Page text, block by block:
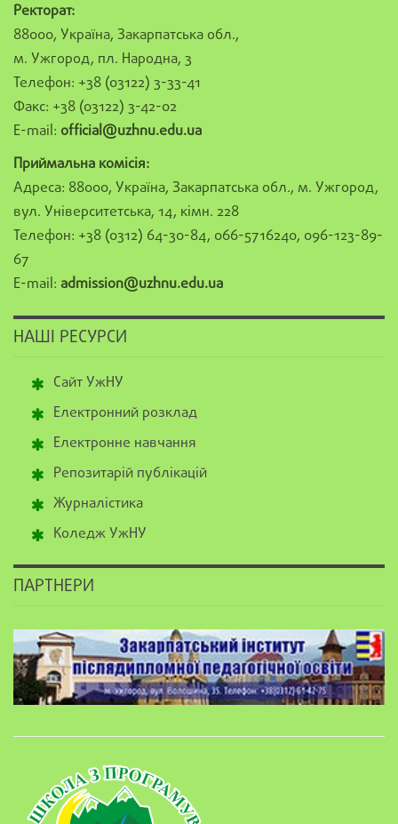
Ректорат:
88000, Україна, Закарпатська обл.,
м. Ужгород, пл. Народна, 3
Телефон: +38 (03122) 3-33-41
Факс: +38 (03122) 3-42-02
E-mail: official@uzhnu.edu.ua
Приймальна комісія:
Адреса: 88000, Україна, Закарпатська обл., м. Ужгород,
вул. Університетська, 14, кімн. 228
Телефон: +38 (0312) 64-30-84, 066-5716240, 096-123-89-
67
E-mail: admission@uzhnu.edu.ua
НАШІ РЕСУРСИ
Сайт УжНУ
Електронний розклад
Електронне навчання
Репозитарій публікацій
Журналістика
Коледж УжНУ
ПАРТНЕРИ